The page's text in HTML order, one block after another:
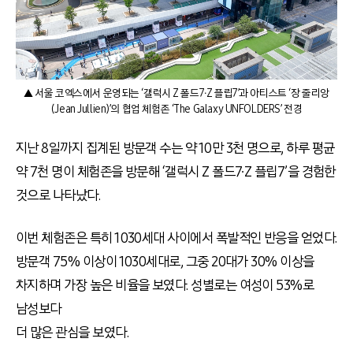
▲ 서울 코엑스에서 운영되는 ‘갤럭시 Z 폴드7∙Z 플립7’과 아티스트 ‘장 줄리앙
(Jean Jullien)’의 협업 체험존 ‘The Galaxy UNFOLDERS’ 전경
지난 8일까지 집계된 방문객 수는 약 10만 3천 명으로, 하루 평균
약 7천 명이 체험존을 방문해 ‘갤럭시 Z 폴드7∙Z 플립7’을 경험한
것으로 나타났다.
이번 체험존은 특히 1030세대 사이에서 폭발적인 반응을 얻었다.
방문객 75% 이상이 1030세대로, 그중 20대가 30% 이상을
차지하며 가장 높은 비율을 보였다. 성별로는 여성이 53%로
남성보다
더 많은 관심을 보였다.